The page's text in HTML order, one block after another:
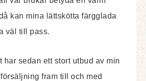
kan mina lättskötta färgglada
väl till pass.
har sedan ett stort utbud av min
fram till och med